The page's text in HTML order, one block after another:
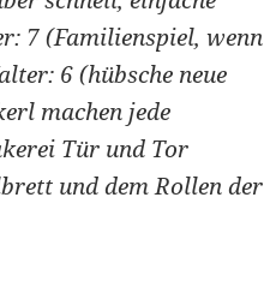
7 (Familienspiel, wenn
6 (hübsche neue
machen jede
Tür und Tor
und dem Rollen der